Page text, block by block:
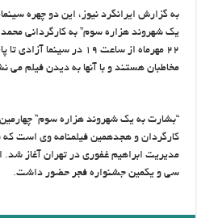
به گزارش ایرانگرد نیوز، این دو چهره
یک شهروند هزاره سوم” به کارگردانی
۲۲ مهرماه از ساعت ۱۹ در
مخاطبان هستند و با آنها به دیدن فیلم می
“بشارت به یک شهروند هزاره سوم”
کارگردان و هجدهمین فیلمنامه وی است که
مدیریت ابراهیم غفوری در تهران آغاز
سی و یکمین جشنواره فجر حضور داشت.